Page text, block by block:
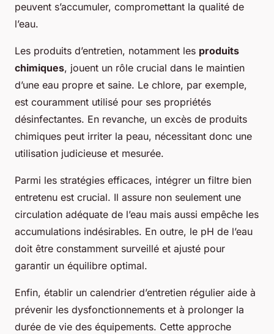
peuvent s’accumuler, compromettant la qualité de
l’eau.
Les produits d’entretien, notamment les produits
chimiques, jouent un rôle crucial dans le maintien
d’une eau propre et saine. Le chlore, par exemple,
est couramment utilisé pour ses propriétés
désinfectantes. En revanche, un excès de produits
chimiques peut irriter la peau, nécessitant donc une
utilisation judicieuse et mesurée.
Parmi les stratégies efficaces, intégrer un filtre bien
entretenu est crucial. Il assure non seulement une
circulation adéquate de l’eau mais aussi empêche les
accumulations indésirables. En outre, le pH de l’eau
doit être constamment surveillé et ajusté pour
garantir un équilibre optimal.
Enfin, établir un calendrier d’entretien régulier aide à
prévenir les dysfonctionnements et à prolonger la
durée de vie des équipements. Cette approche